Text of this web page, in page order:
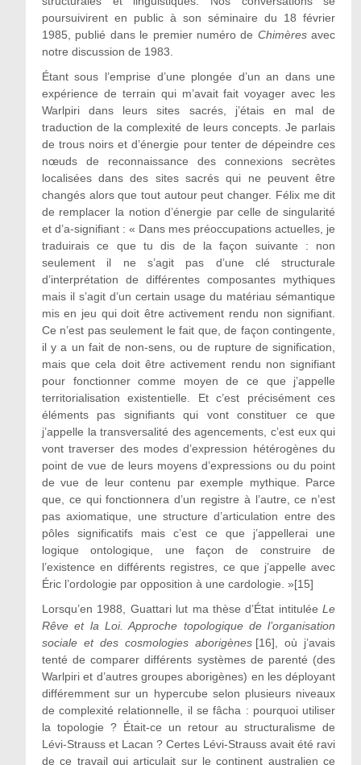
poursuivirent en public à son séminaire du 18 février
1985, publié dans le premier numéro de Chimèresavec
notre discussion de 1983.
Étant sous l’emprise d’une plongée d’un an dans une
expérience de terrain qui m’avait fait voyager avec les
Warlpiri dans leurs sites sacrés, j’étais en mal de
traduction de la complexité de leurs concepts. Je parlais
de trous noirs et d’énergie pour tenter de dépeindre ces
nœuds de reconnaissance des connexions secrètes
localisées dans des sites sacrés qui ne peuvent être
changés alors que tout autour peut changer. Félix me dit
de remplacer la notion d’énergie par celle de singularité
et d’a-signifiant : « Dans mes préoccupations actuelles, je
traduirais ce que tu dis de la façon suivante : non
seulement il ne s’agit pas d’une clé structurale
d’interprétation de différentes composantes mythiques
mais il s’agit d’un certain usage du matériau sémantique
mis en jeu qui doit être activement rendu non signifiant.
Ce n’est pas seulement le fait que, de façon contingente,
il y a un fait de non-sens, ou de rupture de signification,
mais que cela doit être activement rendu non signifiant
pour fonctionner comme moyen de ce que j’appelle
territorialisation existentielle. Et c’est précisément ces
éléments pas signifiants qui vont constituer ce que
j’appelle la transversalité des agencements, c’est eux qui
vont traverser des modes d’expression hétérogènes du
point de vue de leurs moyens d’expressions ou du point
de vue de leur contenu par exemple mythique. Parce
que, ce qui fonctionnera d’un registre à l’autre, ce n’est
pas axiomatique, une structure d’articulation entre des
pôles significatifs mais c’est ce que j’appellerai une
logique ontologique, une façon de construire de
l’existence en différents registres, ce que j’appelle avec
Éric l’ordologie par opposition à une cardologie. »[15]
Lorsqu’en 1988, Guattari lut ma thèse d’État intituléeLe
Rêve et la Loi. Approche topologique de l’organisation
sociale et des cosmologies aborigènes [16], où j’avais
tenté de comparer différents systèmes de parenté (des
Warlpiri et d’autres groupes aborigènes) en les déployant
différemment sur un hypercube selon plusieurs niveaux
de complexité relationnelle, il se fâcha : pourquoi utiliser
la topologie ? Était-ce un retour au structuralisme de
Lévi-Strauss et Lacan ? Certes Lévi-Strauss avait été ravi
de ce travail qui articulait sur le continent australien ce